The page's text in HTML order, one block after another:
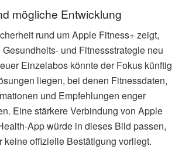
mögliche Entwicklung
rund um Apple Fitness+ zeigt,
und Fitnessstrategie neu
Einzelabos könnte der Fokus künftig
liegen, bei denen Fitnessdaten,
und Empfehlungen enger
Eine stärkere Verbindung von Apple
App würde in dieses Bild passen,
keine offizielle Bestätigung vorliegt.